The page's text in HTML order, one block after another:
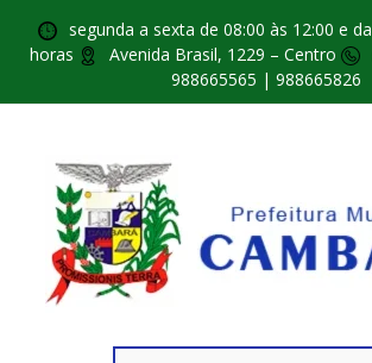
segunda a sexta de 08:00 às 12:00 e
horas
Avenida Brasil, 1229 – Centro
988665565 | 988665826